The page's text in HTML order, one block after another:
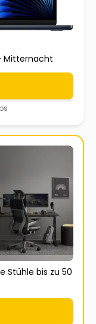
- Mitternacht
Stühle bis zu 50